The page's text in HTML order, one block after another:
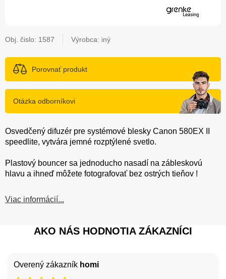
Obj. čislo: 1587 Výrobca: iný
Porovnať produkt
Otázka odborníkovi
Osvedčený difuzér pre systémové blesky Canon 580EX II
speedlite, vytvára jemné rozptýlené svetlo.
Plastový bouncer sa jednoducho nasadí na zábleskovú
hlavu a ihneď môžete fotografovať bez ostrých tieňov !
Viac informácií...
AKO NÁS HODNOTIA ZÁKAZNÍCI
Overený zákazník homi